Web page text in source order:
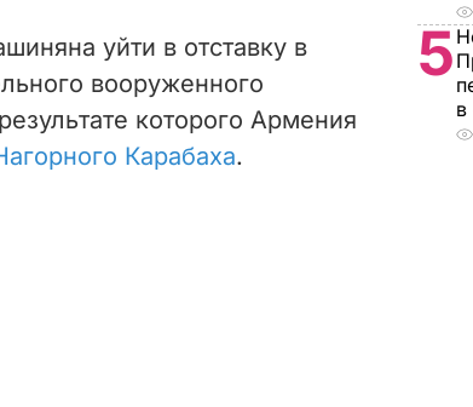
уйти в отставку в
вооруженного
которого Армения
Карабаха.
5
в